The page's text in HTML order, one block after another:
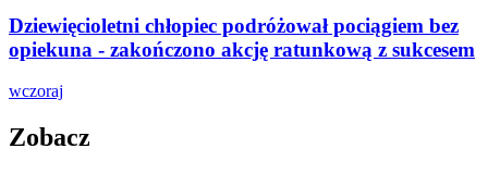
Dziewięcioletni chłopiec podróżował pociągiem bez
opiekuna - zakończono akcję ratunkową z sukcesem
wczoraj
Zobacz